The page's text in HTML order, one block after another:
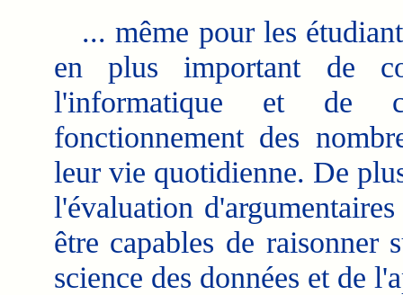
... même pour les
en plus important de
l'informatique et de
fonctionnement des
leur vie quotidienne. De
l'évaluation
être capables de raisonner
science des données et de